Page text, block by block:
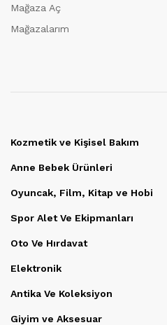
Mağaza Aç
Mağazalarım
Kozmetik ve Kişisel Bakım
Anne Bebek Ürünleri
Oyuncak, Film, Kitap ve Hobi
Spor Alet Ve Ekipmanları
Oto Ve Hırdavat
Elektronik
Antika Ve Koleksiyon
Giyim ve Aksesuar